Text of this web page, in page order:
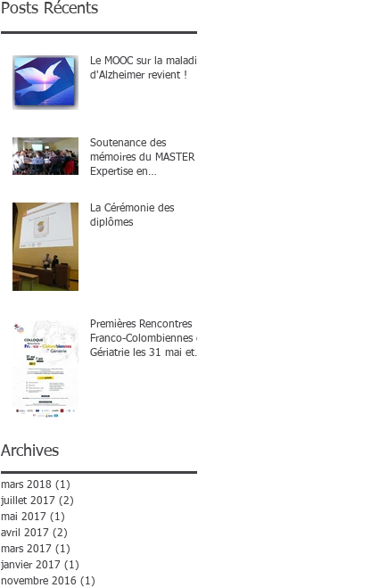
Posts Récents
Le MOOC sur la maladie
d'Alzheimer revient !
Soutenance des
mémoires du MASTER 2
Expertise en
La Cérémonie des
diplômes
Premières Rencontres
Franco-Colombiennes de
Gériatrie les 31 mai et
Archives
mars 2018 (1)
juillet 2017 (2)
mai 2017 (1)
avril 2017 (2)
mars 2017 (1)
janvier 2017 (1)
novembre 2016 (1)